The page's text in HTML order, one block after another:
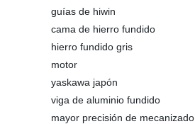
guías de hiwin
cama de hierro fundido
hierro fundido gris
motor
yaskawa japón
viga de aluminio fundido
mayor precisión de mecanizado